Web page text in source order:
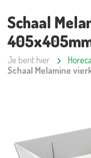
Schaal
Je bent hier
Schaal Melamine